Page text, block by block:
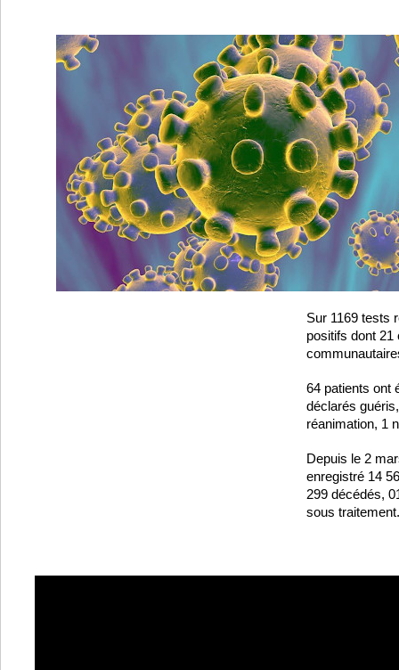
Sur 1169 tests
positifs dont
64 patients ont
déclarés
réanimation, 1
Depuis le 2
enregistré 14
299 décédés,
sous